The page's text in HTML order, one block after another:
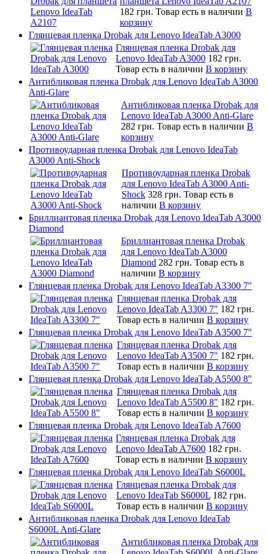
182 грн. Товар есть в наличии В
корзину
Глянцевая пленка Drobak для Lenovo IdeaTab A3000
Глянцевая пленка Drobak для
Lenovo IdeaTab A3000 182 грн.
Товар есть в наличии В корзину
Антибликовая пленка Drobak для Lenovo IdeaTab A3000
Anti-Glare
Антибликовая пленка Drobak для
Lenovo IdeaTab A3000 Anti-Glare
282 грн. Товар есть в наличии В
корзину
Противоударная пленка Drobak для Lenovo IdeaTab
A3000 Anti-Shock
Противоударная пленка Drobak
для Lenovo IdeaTab A3000 Anti-
Shock 328 грн. Товар есть в
наличии В корзину
Бриллиантовая пленка Drobak для Lenovo IdeaTab A3000
Diamond
Бриллиантовая пленка Drobak
для Lenovo IdeaTab A3000
Diamond 282 грн. Товар есть в
наличии В корзину
Глянцевая пленка Drobak для Lenovo IdeaTab A3300 7"
Глянцевая пленка Drobak для
Lenovo IdeaTab A3300 7" 182 грн.
Товар есть в наличии В корзину
Глянцевая пленка Drobak для Lenovo IdeaTab A3500 7"
Глянцевая пленка Drobak для
Lenovo IdeaTab A3500 7" 182 грн.
Товар есть в наличии В корзину
Глянцевая пленка Drobak для Lenovo IdeaTab A5500 8"
Глянцевая пленка Drobak для
Lenovo IdeaTab A5500 8" 182 грн.
Товар есть в наличии В корзину
Глянцевая пленка Drobak для Lenovo IdeaTab A7600
Глянцевая пленка Drobak для
Lenovo IdeaTab A7600 182 грн.
Товар есть в наличии В корзину
Глянцевая пленка Drobak для Lenovo IdeaTab S6000L
Глянцевая пленка Drobak для
Lenovo IdeaTab S6000L 182 грн.
Товар есть в наличии В корзину
Антибликовая пленка Drobak для Lenovo IdeaTab
S6000L Anti-Glare
Антибликовая пленка Drobak для